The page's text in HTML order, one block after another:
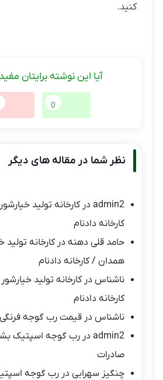
کنید.
آیا این نوشته برایتان
0
نظر شما در مقاله های دیگر
admin2 درکارخانه تولید
کارخانه دادنام
حامد قلی دهنه درکارخانه تولید
همدان / کارخانه دادنام
ناشناس درکارخانه تولید
کارخانه دادنام
ناشناس درقیمت رب گوجه فرنگی ۱۰ کیلویی
admin2 دررب گوجه اسپتیک
صادرات
چنگیز سهرابی دررب گوجه